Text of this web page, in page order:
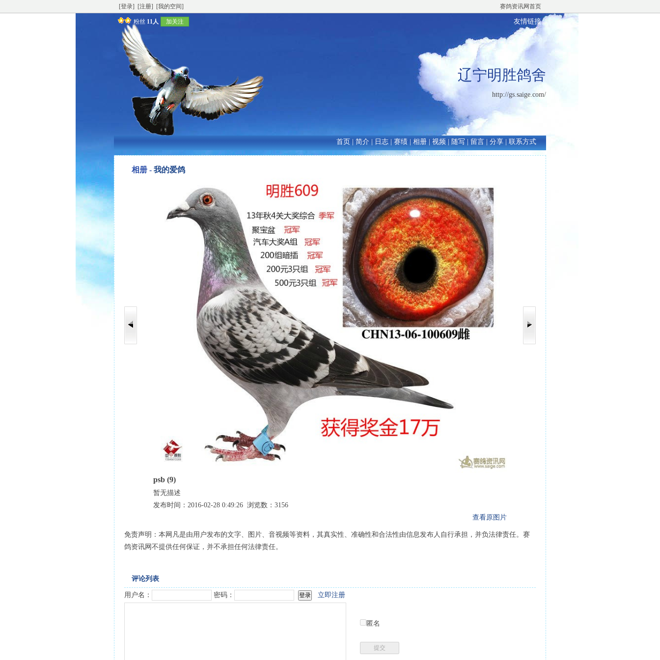
[登录] [注册] [我的空间] 赛鸽资讯网首页
粉丝 11人 加关注 友情链接
辽宁明胜鸽舍
http://gs.saige.com/
首页 简介 日志 赛绩 相册 视频 随写 留言 分享 联系方式
相册 - 我的爱鸽
psb (9)
暂无描述
发布时间：2016-02-28 0:49:26 浏览数：3156
查看原图片
免责声明：本网凡是由用户发布的文字、图片、音视频等资料，其真实性、准确性和合法性由信息发布人自行承担，并负法律责任。赛
鸽资讯网不提供任何保证，并不承担任何法律责任。
评论列表
用户名： 密码： 立即注册
匿名